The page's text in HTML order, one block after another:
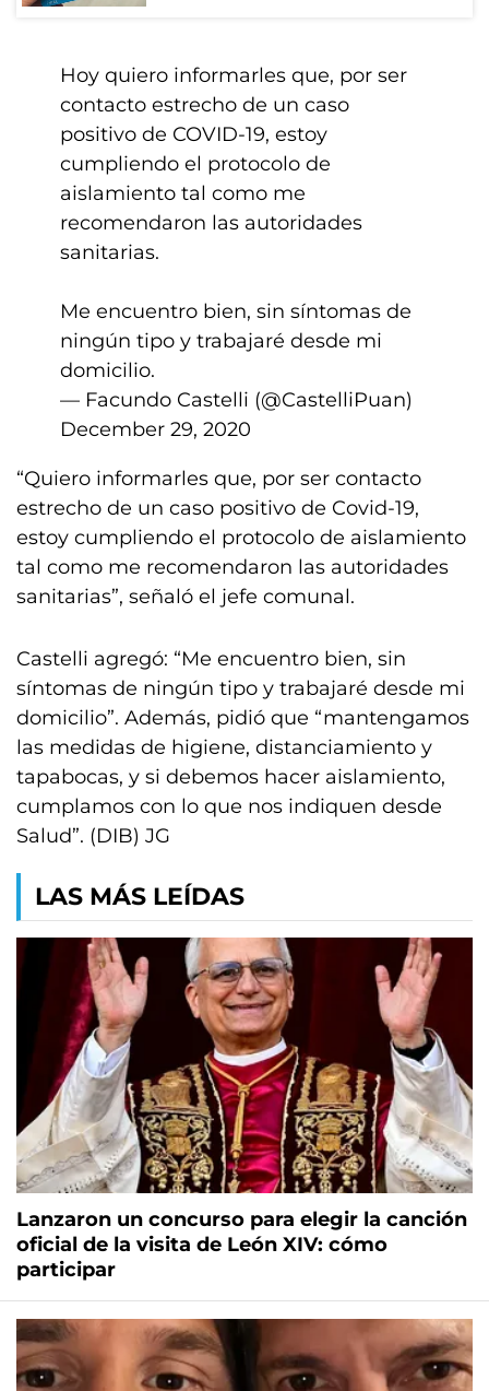
Hoy quiero informarles que, por ser
contacto estrecho de un caso
positivo de COVID-19, estoy
cumpliendo el protocolo de
aislamiento tal como me
recomendaron las autoridades
sanitarias.
Me encuentro bien, sin síntomas de
ningún tipo y trabajaré desde mi
domicilio.
— Facundo Castelli (@CastelliPuan)
December 29, 2020
“Quiero informarles que, por ser contacto
estrecho de un caso positivo de Covid-19,
estoy cumpliendo el protocolo de aislamiento
tal como me recomendaron las autoridades
sanitarias”, señaló el jefe comunal.
Castelli agregó: “Me encuentro bien, sin
síntomas de ningún tipo y trabajaré desde mi
domicilio”. Además, pidió que “mantengamos
las medidas de higiene, distanciamiento y
tapabocas, y si debemos hacer aislamiento,
cumplamos con lo que nos indiquen desde
Salud”. (DIB) JG
LAS MÁS LEÍDAS
Lanzaron un concurso para elegir la canción
oficial de la visita de León XIV: cómo
participar